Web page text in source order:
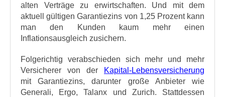
alten Verträge zu erwirtschaften. Und mit dem
aktuell gültigen Garantiezins von 1,25 Prozent kann
man den Kunden kaum mehr einen
Inflationsausgleich zusichern.
Folgerichtig verabschieden sich mehr und mehr
Versicherer von der
Kapital-Lebensversicherung
mit Garantiezins, darunter große Anbieter wie
Generali, Ergo, Talanx und Zurich. Stattdessen